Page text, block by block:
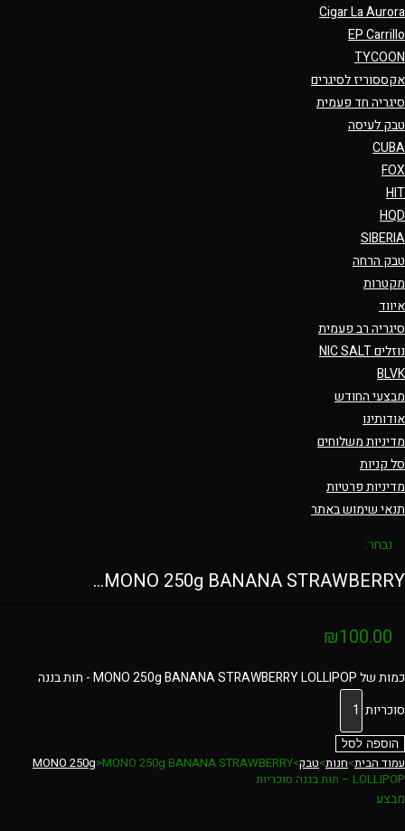
Cigar La Aurora
EP Carrillo
TYCOON
אקססוריז לסיגרים
סיגריה חד פעמית
טבק לעיסה
CUBA
FOX
HIT
HQD
SIBERIA
טבק הרחה
מקטרות
איווד
סיגריה רב פעמית
נוזלים NIC SALT
BLVK
מבצעי החודש
אודותינו
מדיניות משלוחים
סל קניות
מדיניות פרטיות
תנאי שימוש באתר
נבחר:
MONO 250g BANANA STRAWBERRY…
₪100.00
כמות של MONO 250g BANANA STRAWBERRY LOLLIPOP - תות בננה
סוכריות
הוספה לסל
עמוד הבית>חנות>טבק>
MONO 250g>MONO 250g BANANA STRAWBERRY
LOLLIPOP – תות בננה סוכריות
מבצע